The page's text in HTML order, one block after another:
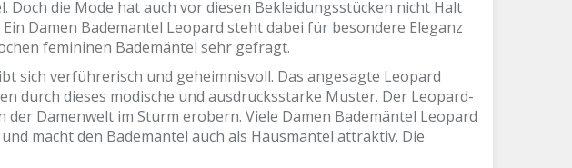
Doch die Mode hat auch vor diesen Bekleidungsstücken nicht Halt
Damen Bademantel Leopard steht dabei für besondere Eleganz
femininen Bademäntel sehr gefragt.
sich verführerisch und geheimnisvoll. Das angesagte Leopard
durch dieses modische und ausdrucksstarke Muster. Der Leopard-
Damenwelt im Sturm erobern. Viele Damen Bademäntel Leopard
macht den Bademantel auch als Hausmantel attraktiv. Die